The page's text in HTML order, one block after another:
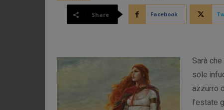
Share Facebook
Sarà
sole
azzurro
l’estate